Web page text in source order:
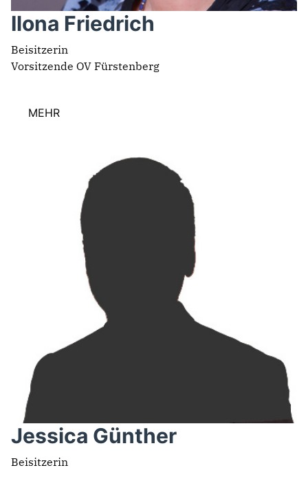
Ilona Friedrich
Beisitzerin
Vorsitzende OV Fürstenberg
MEHR
Jessica Günther
Beisitzerin